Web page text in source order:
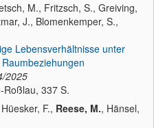
M., Fritzsch, S., Greiving,
J., Blomenkemper, S.,
Lebensverhältnisse unter
2025
Roßlau, 337 S.
F., Reese, M., Hänsel,